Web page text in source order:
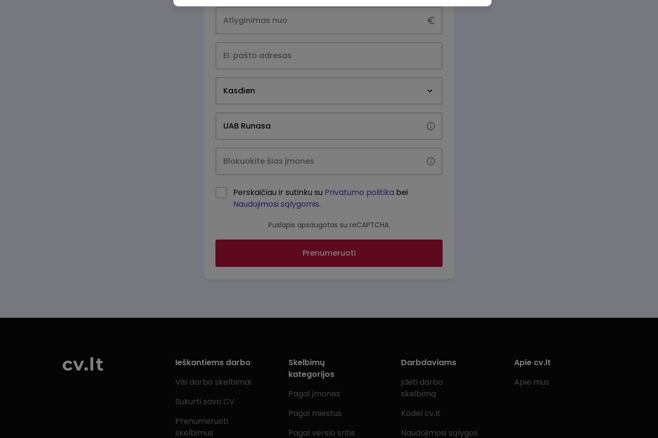
Kasdien
Perskaičiau ir sutinku su Privatumo politika bei
Naudojimosi sąlygomis.
Puslapis apsaugotas su reCAPTCHA.
Prenumeruoti
Ieškantiems darbo
Visi darbo skelbimai
Sukurti savo CV
Prenumeruoti
skelbimus
Skelbimų
kategorijos
Pagal įmones
Pagal miestus
Pagal verslo sritis
Darbdaviams
Įdėti darbo
skelbimą
Kodėl cv.lt
Naudojimosi sąlygos
Apie cv.lt
Apie mus